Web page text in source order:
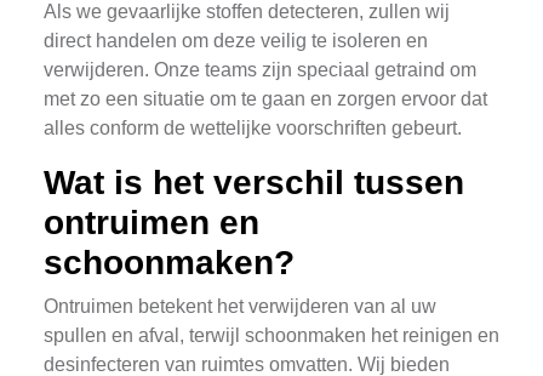
Als we gevaarlijke stoffen detecteren, zullen wij
direct handelen om deze veilig te isoleren en
verwijderen. Onze teams zijn speciaal getraind om
met zo een situatie om te gaan en zorgen ervoor dat
alles conform de wettelijke voorschriften gebeurt.
Wat is het verschil tussen
ontruimen en
schoonmaken?
Ontruimen betekent het verwijderen van al uw
spullen en afval, terwijl schoonmaken het reinigen en
desinfecteren van ruimtes omvatten. Wij bieden